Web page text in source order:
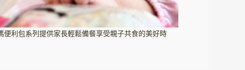
利包系列提供家長輕鬆備餐享受親子共食的美好時